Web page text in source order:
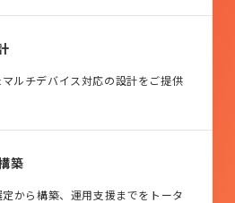
ルチデバイス対応の設計をご提供
築
から構築、運用支援までをトータ